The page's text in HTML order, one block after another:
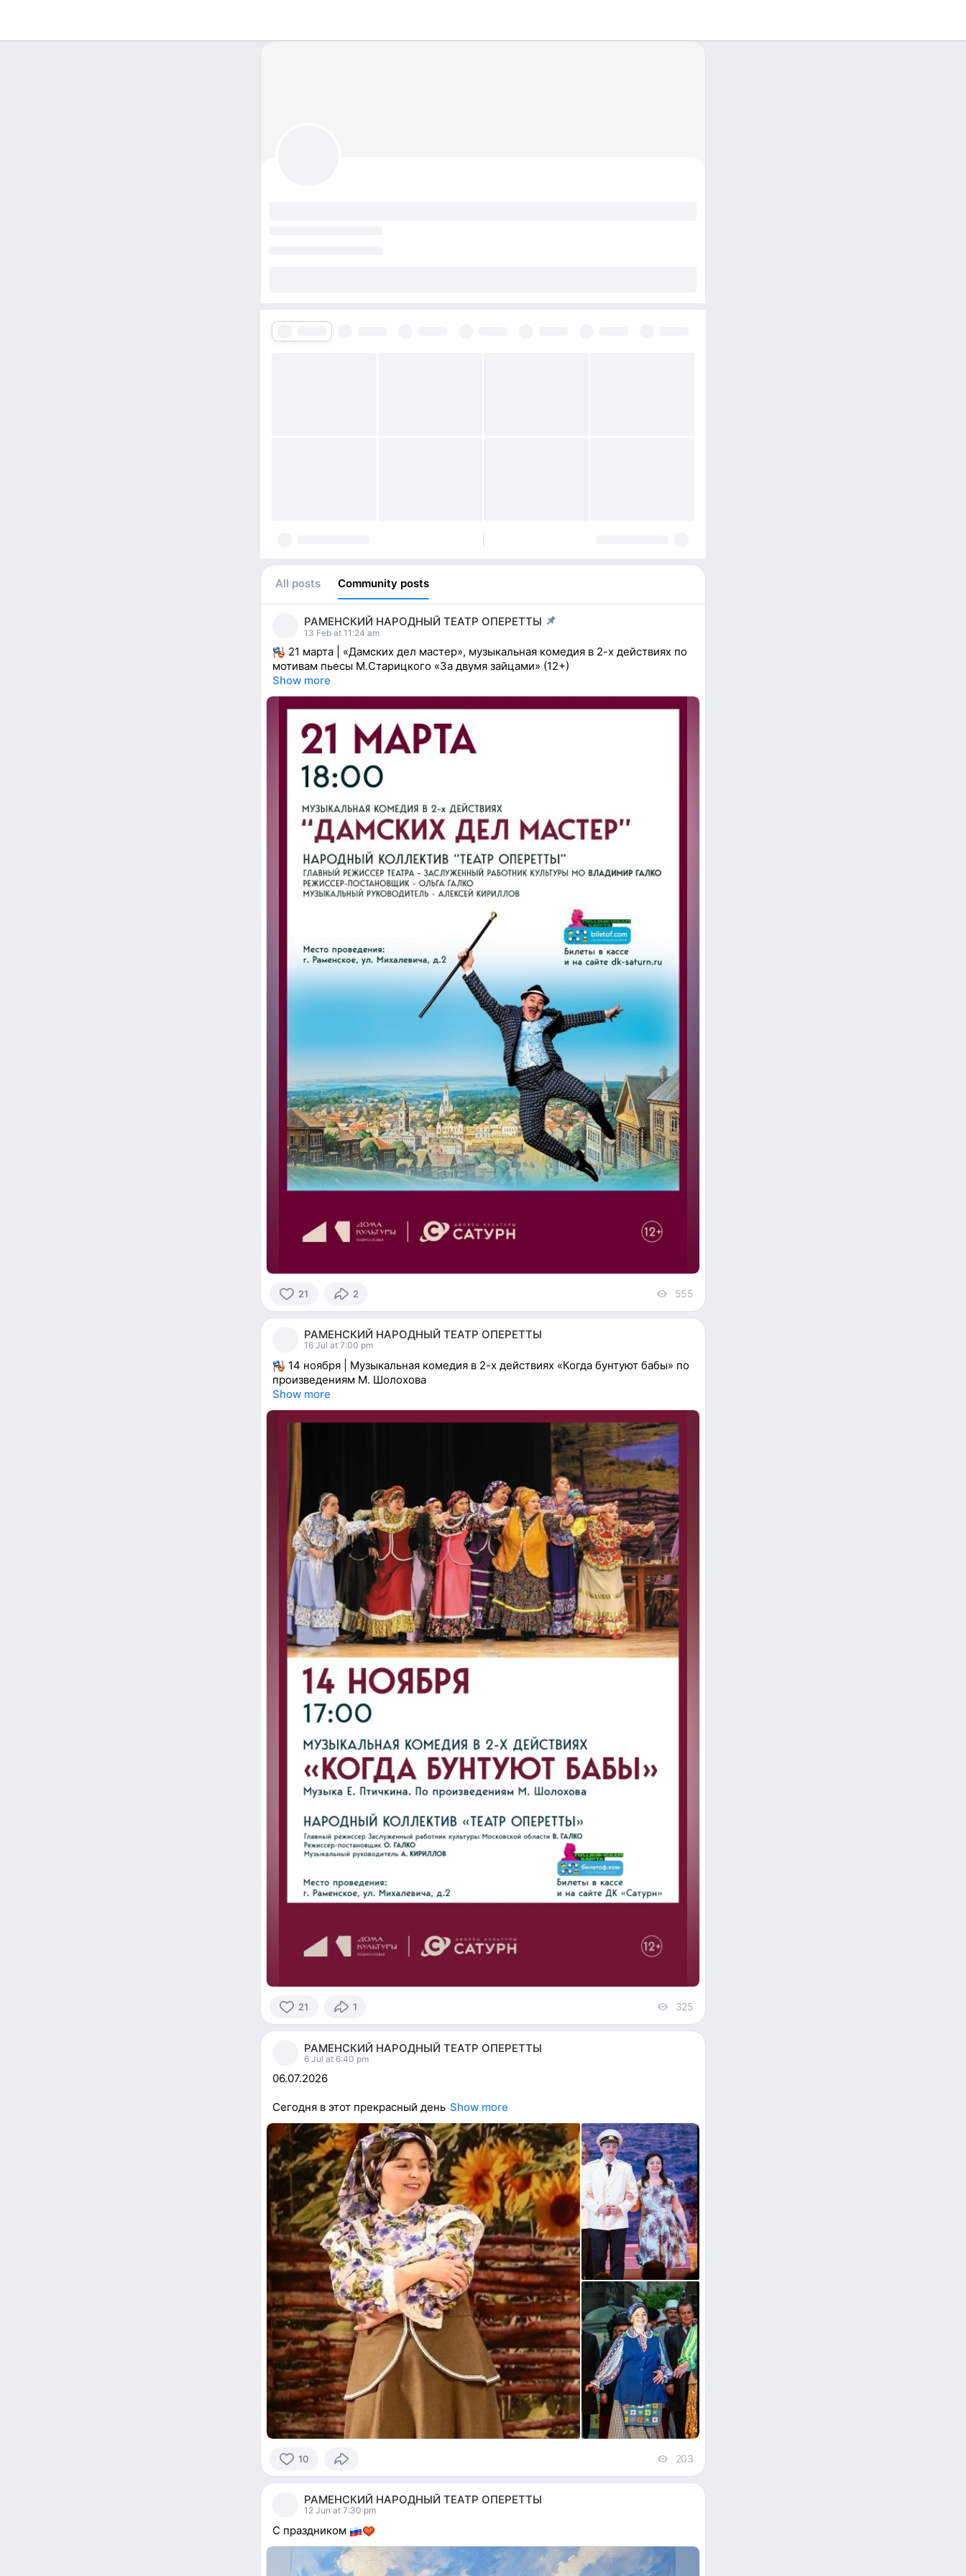
All posts Community posts
РАМЕНСКИЙ НАРОДНЫЙ ТЕАТР ОПЕРЕТТЫ
post pinned
13 Feb at 11:24 am
21 марта | «Дамских дел мастер», музыкальная комедия в 2-х действиях по
мотивам пьесы М.Старицкого «За двумя зайцами» (12+)
Show more
21
21
reacted
2 555
РАМЕНСКИЙ НАРОДНЫЙ ТЕАТР ОПЕРЕТТЫ
16 Jul at 7:00 pm
14 ноября | Музыкальная комедия в 2-х действиях «Когда бунтуют бабы» по
произведениям М. Шолохова
Show more
21
21
reacted
1 325
РАМЕНСКИЙ НАРОДНЫЙ ТЕАТР ОПЕРЕТТЫ
6 Jul at 6:40 pm
06.07.2026
Сегодня в этот прекрасный день Show more
10
10
reacted
203
РАМЕНСКИЙ НАРОДНЫЙ ТЕАТР ОПЕРЕТТЫ
12 Jun at 7:30 pm
С праздником